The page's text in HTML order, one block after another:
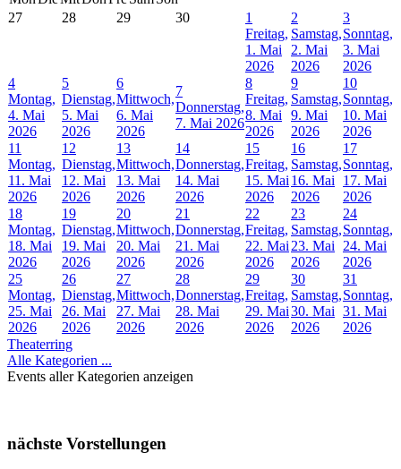
27
28 29 30
1
Freitag,
1. Mai
2026
2
Samstag,
2. Mai
2026
3
Sonntag,
3. Mai
2026
4
Montag,
4. Mai
2026
5
Dienstag,
5. Mai
2026
6
Mittwoch,
6. Mai
2026
7
Donnerstag,
7. Mai 2026
8
Freitag,
8. Mai
2026
9
Samstag,
9. Mai
2026
10
Sonntag,
10. Mai
2026
11
Montag,
11. Mai
2026
12
Dienstag,
12. Mai
2026
13
Mittwoch,
13. Mai
2026
14
Donnerstag,
14. Mai
2026
15
Freitag,
15. Mai
2026
16
Samstag,
16. Mai
2026
17
Sonntag,
17. Mai
2026
18
Montag,
18. Mai
2026
19
Dienstag,
19. Mai
2026
20
Mittwoch,
20. Mai
2026
21
Donnerstag,
21. Mai
2026
22
Freitag,
22. Mai
2026
23
Samstag,
23. Mai
2026
24
Sonntag,
24. Mai
2026
25
Montag,
25. Mai
2026
26
Dienstag,
26. Mai
2026
27
Mittwoch,
27. Mai
2026
28
Donnerstag,
28. Mai
2026
29
Freitag,
29. Mai
2026
30
Samstag,
30. Mai
2026
31
Sonntag,
31. Mai
2026
Theaterring
Alle Kategorien ...
Events aller Kategorien anzeigen
nächste Vorstellungen